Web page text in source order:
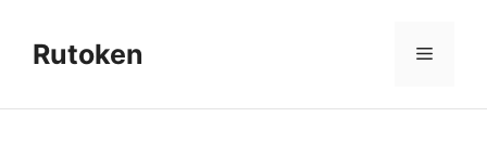
содержимому
Rutoken Меню